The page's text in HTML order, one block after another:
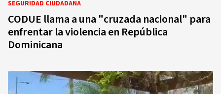
SEGURIDAD CIUDADANA
CODUE llama a una "cruzada nacional" para
enfrentar la violencia en República
Dominicana